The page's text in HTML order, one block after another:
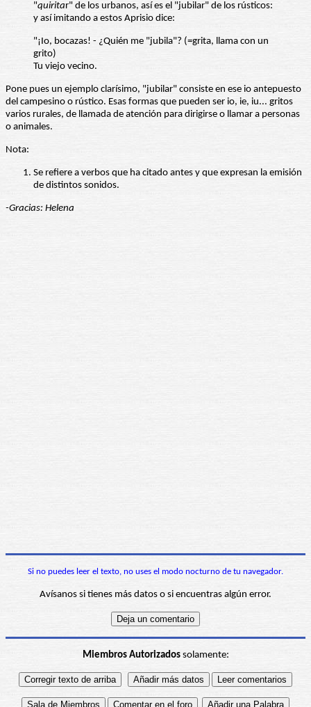
"quiritar" de los urbanos, así es el "jubilar" de los rústicos:
y así imitando a estos Aprisio dice:
"¡Io, bocazas! - ¿Quién me "jubila"? (=grita, llama con un
grito)
Tu viejo vecino.
Pone pues un ejemplo clarísimo, "jubilar" consiste en ese io antepuesto
del campesino o rústico. Esas formas que pueden ser io, ie, iu... gritos
varios rurales, de llamada de atención para dirigirse o llamar a personas
o animales.
Nota:
Se refiere a verbos que ha citado antes y que expresan la emisión
de distintos sonidos.
-Gracias: Helena
Si no puedes leer el texto, no uses el modo nocturno de tu navegador.
Avísanos si tienes más datos o si encuentras algún error.
Miembros Autorizadossolamente: